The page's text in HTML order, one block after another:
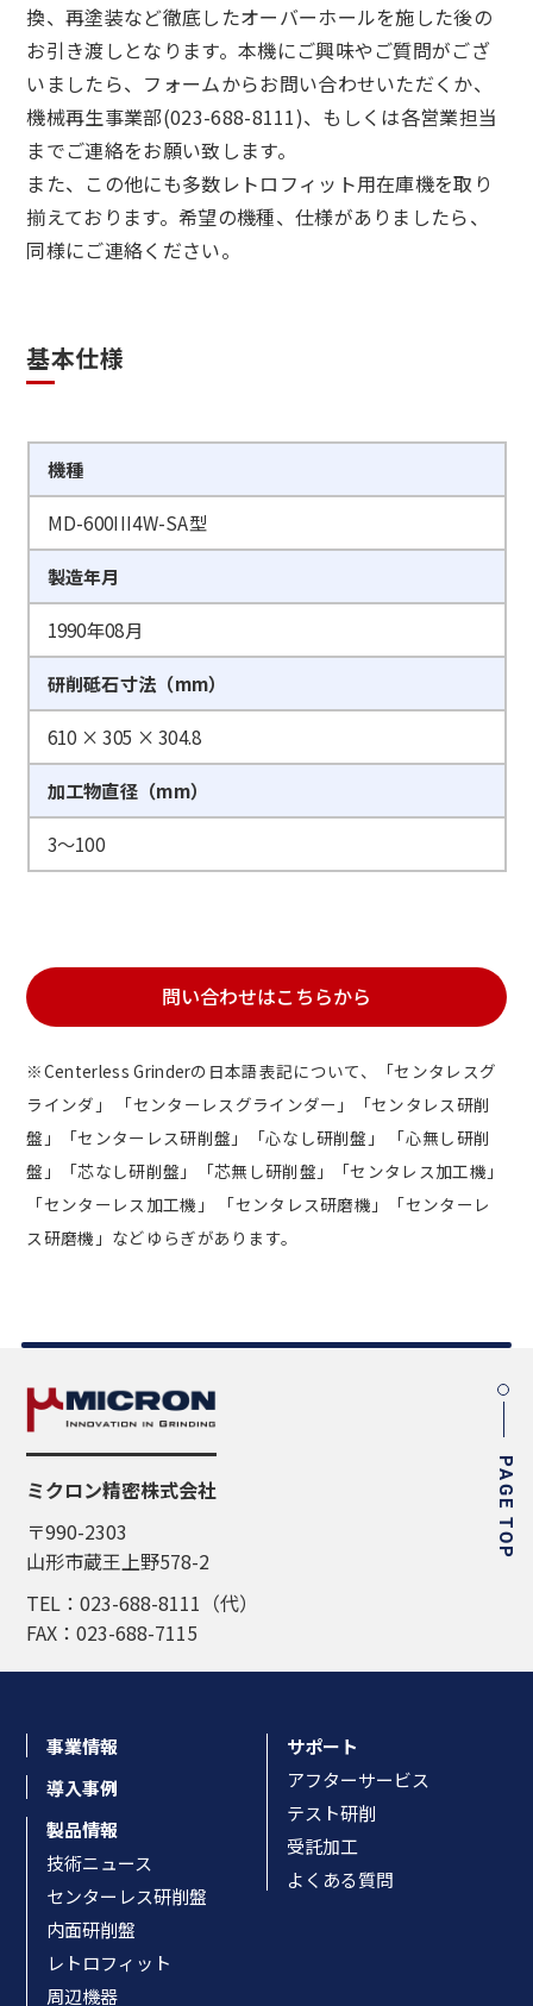
換、再塗装など徹底したオーバーホールを施した後の
お引き渡しとなります。本機にご興味やご質問がござ
いましたら、フォームからお問い合わせいただくか、
機械再生事業部(023-688-8111)、もしくは各営業担当
までご連絡をお願い致します。
また、この他にも多数レトロフィット用在庫機を取り
揃えております。希望の機種、仕様がありましたら、
同様にご連絡ください。
基本仕様
機種
MD-600III4W-SA型
製造年月
1990年08月
研削砥石寸法（mm）
610 × 305 × 304.8
加工物直径（mm）
3～100
問い合わせはこちらから
※Centerless Grinderの日本語表記について、「センタレスグ
ラインダ」 「センターレスグラインダー」「センタレス研削
盤」「センターレス研削盤」「心なし研削盤」 「心無し研削
盤」「芯なし研削盤」「芯無し研削盤」「センタレス加工機」
「センターレス加工機」 「センタレス研磨機」「センターレ
ス研磨機」などゆらぎがあります。
PAGE TOP
ミクロン精密株式会社
〒990-2303
山形市蔵王上野578-2
TEL：023-688-8111（代）
FAX：023-688-7115
事業情報
導入事例
製品情報
技術ニュース
センターレス研削盤
内面研削盤
レトロフィット
周辺機器
サポート
アフターサービス
テスト研削
受託加工
よくある質問